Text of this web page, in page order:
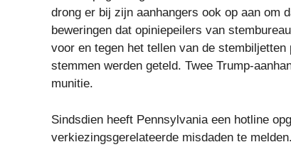
drong er bij zijn aanhangers ook op aan om
beweringen dat opiniepeilers van
voor en tegen het tellen van de
stemmen werden geteld. Twee Trump-
munitie.
Sindsdien heeft Pennsylvania een hotline
verkiezingsgerelateerde misdaden te